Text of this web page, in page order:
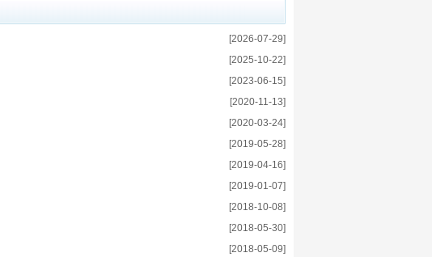
[2026-07-29]
[2025-10-22]
[2023-06-15]
[2020-11-13]
[2020-03-24]
[2019-05-28]
[2019-04-16]
[2019-01-07]
[2018-10-08]
[2018-05-30]
[2018-05-09]